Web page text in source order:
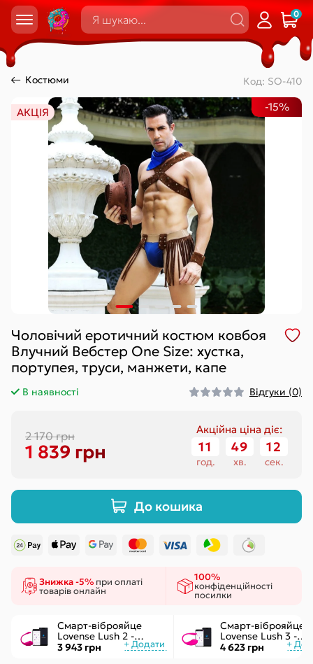
0
Костюми Код: SO-410
АКЦІЯ -15%
Чоловічий еротичний костюм ковбоя
Влучний Вебстер One Size: хустка,
портупея, труси, манжети, капе
В наявності Відгуки (0)
2 170 грн
1 839 грн
Акційна ціна діє:
11
год.
49
хв.
11
сек.
До кошика
Знижка -5% при оплаті
товарів онлайн
100%
конфіденційності
посилки
Смарт-віброяйце
Lovense Lush 2 -
управління через
додаток
3 943 грн
Смарт-віброяйце
Lovense Lush 3 -
керування через
інтернет
4 623 грн